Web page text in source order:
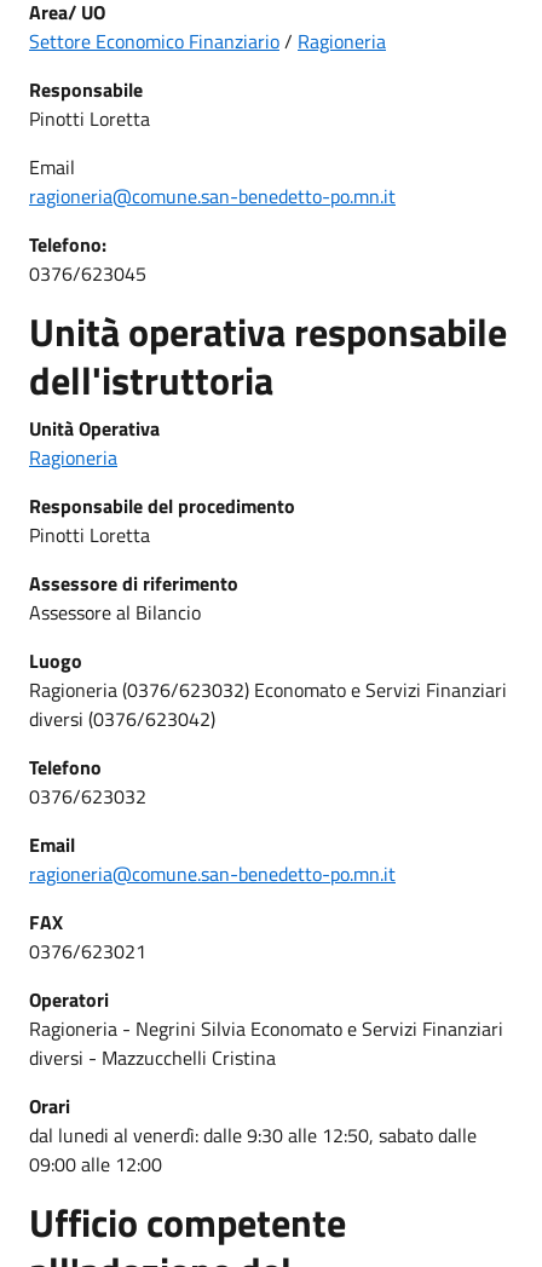
Area/ UO
Settore Economico Finanziario/ Ragioneria
Responsabile
Pinotti Loretta
Email
ragioneria@comune.san-benedetto-po.mn.it
Telefono:
0376/623045
Unità operativa responsabile
dell'istruttoria
Unità Operativa
Ragioneria
Responsabile del procedimento
Pinotti Loretta
Assessore di riferimento
Assessore al Bilancio
Luogo
Ragioneria (0376/623032) Economato e Servizi Finanziari
diversi (0376/623042)
Telefono
0376/623032
Email
ragioneria@comune.san-benedetto-po.mn.it
FAX
0376/623021
Operatori
Ragioneria - Negrini Silvia Economato e Servizi Finanziari
diversi - Mazzucchelli Cristina
Orari
dal lunedi al venerdì: dalle 9:30 alle 12:50, sabato dalle
09:00 alle 12:00
Ufficio competente